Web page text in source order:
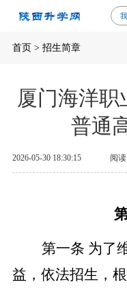
首页> 招生简章
厦门海洋职
普通
2026-05-30 18:30:15 阅读
第一条 为了
益，依法招生，